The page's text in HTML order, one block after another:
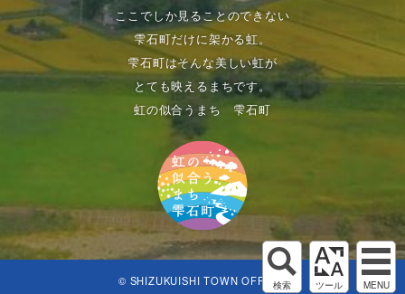
ここでしか見ることのできない
雫石町だけに架かる虹。
雫石町はそんな美しい虹が
とても映えるまちです。
虹の似合うまち 雫石町
© SHIZUKUISHI TOWN OFFICE.